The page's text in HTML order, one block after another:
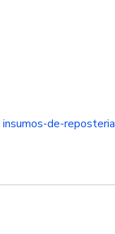
insumos-de-reposteria